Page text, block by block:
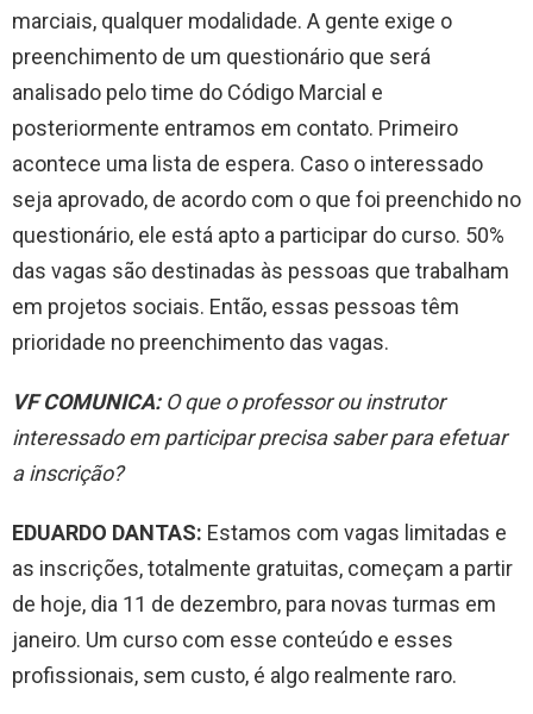
marciais, qualquer modalidade. A gente exige o
preenchimento de um questionário que será
analisado pelo time do Código Marcial e
posteriormente entramos em contato. Primeiro
acontece uma lista de espera. Caso o interessado
seja aprovado, de acordo com o que foi preenchido no
questionário, ele está apto a participar do curso. 50%
das vagas são destinadas às pessoas que trabalham
em projetos sociais. Então, essas pessoas têm
prioridade no preenchimento das vagas.
VF COMUNICA:O que o professor ou instrutor
interessado em participar precisa saber para efetuar
a inscrição?
EDUARDO DANTAS: Estamos com vagas limitadas e
as inscrições, totalmente gratuitas, começam a partir
de hoje, dia 11 de dezembro, para novas turmas em
janeiro. Um curso com esse conteúdo e esses
profissionais, sem custo, é algo realmente raro.